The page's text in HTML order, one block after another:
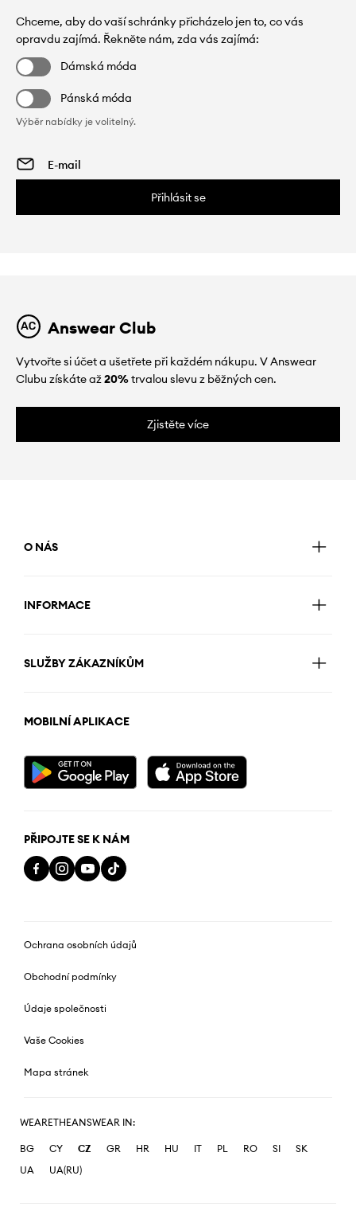
Chceme, aby do vaší schránky přicházelo jen to, co vás
opravdu zajímá. Řekněte nám, zda vás zajímá:
Dámská móda
Pánská móda
Výběr nabídky je volitelný.
Přihlásit se
Answear Club
Vytvořte si účet a ušetřete při každém nákupu. V Answear
Clubu získáte až20%trvalou slevu z běžných cen.
Zjistěte více
O NÁS
INFORMACE
SLUŽBY ZÁKAZNÍKŮM
MOBILNÍ APLIKACE
PŘIPOJTE SE K NÁM
Ochrana osobních údajů
Obchodní podmínky
Údaje společnosti
Vaše Cookies
Mapa stránek
WEARETHEANSWEAR IN:
BG CY CZ GR HR HU IT PL RO SI
SK
UA
UA(RU)